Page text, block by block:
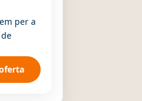
per a